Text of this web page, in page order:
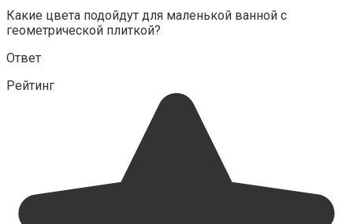
Какие цвета подойдут для маленькой ванной с
геометрической плиткой?
Ответ
Рейтинг